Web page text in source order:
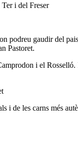
i del Freser
podreu gaudir del
Pastoret.
i el
i de les carns més